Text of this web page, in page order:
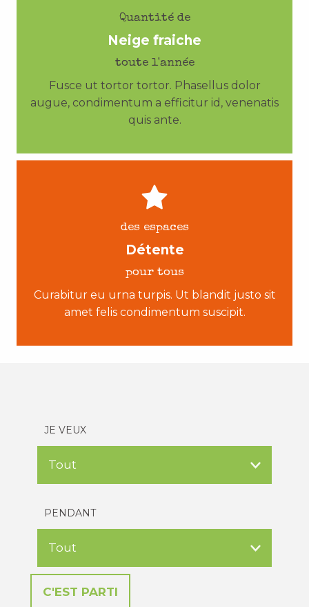
Quantité de
Neige fraiche
toute l'année
Fusce ut tortor tortor. Phasellus dolor
augue, condimentum a efficitur id, venenatis
quis ante.
des espaces
Détente
pour tous
Curabitur eu urna turpis. Ut blandit justo sit
amet felis condimentum suscipit.
JE VEUX
PENDANT